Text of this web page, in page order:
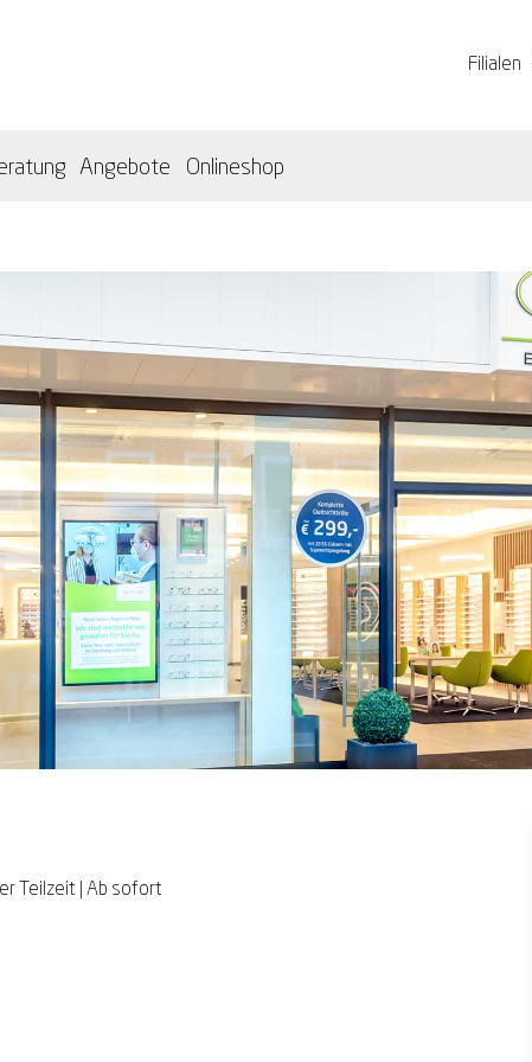
Filialen
Angebote Onlineshop
Teilzeit Ab sofort